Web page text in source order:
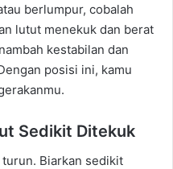
berlumpur, cobalah
lutut menekuk dan berat
kestabilan dan
posisi ini, kamu
Sedikit Ditekuk
Biarkan sedikit